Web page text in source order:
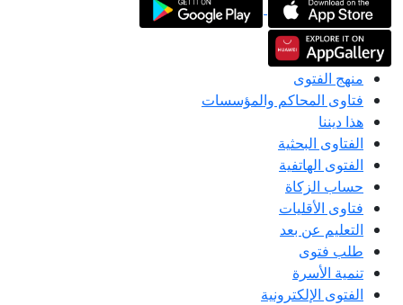
منهج الفتوى
فتاوى المحاكم والمؤسسات
هذا ديننا
الفتاوى البحثية
الفتوى الهاتفية
حساب الزكاة
فتاوى الأقليات
التعليم عن بعد
طلب فتوى
تنمية الأسرة
الفتوى الإلكترونية